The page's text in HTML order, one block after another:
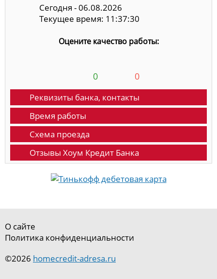
Сегодня - 06.08.2026
Текущее время: 11:37:30
Оцените качество работы:
0 0
Реквизиты банка, контакты
Время работы
Схема проезда
Отзывы Хоум Кредит Банка
О сайте
Политика конфиденциальности
©2026 homecredit-adresa.ru